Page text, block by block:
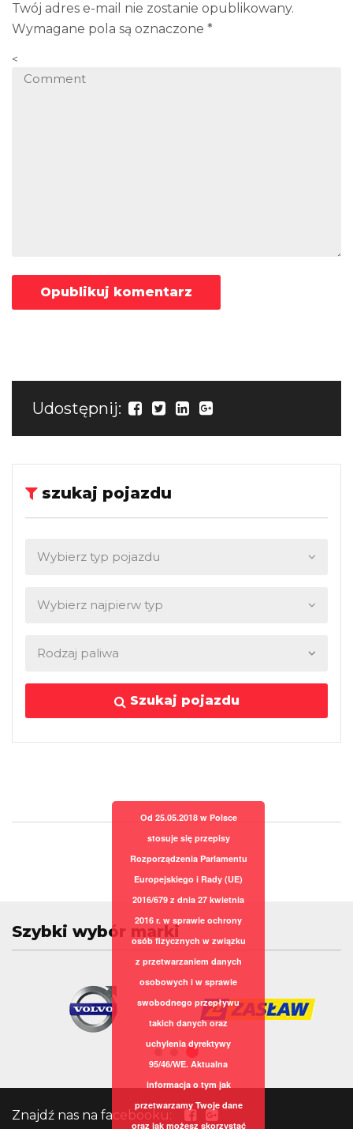
Twój adres e-mail nie zostanie opublikowany.
Wymagane pola są oznaczone *
<
Udostępnij:
szukaj pojazdu
Szukaj pojazdu
Szybki wybór marki
Znajdź nas na facebooku:
Od 25.05.2018 w Polsce
stosuje się przepisy
Rozporządzenia Parlamentu
Europejskiego i Rady (UE)
2016/679 z dnia 27 kwietnia
2016 r. w sprawie ochrony
osób fizycznych w związku
z przetwarzaniem danych
osobowych i w sprawie
swobodnego przepływu
takich danych oraz
uchylenia dyrektywy
95/46/WE. Aktualna
informacja o tym jak
przetwarzamy Twoje dane
oraz jak możesz skorzystać